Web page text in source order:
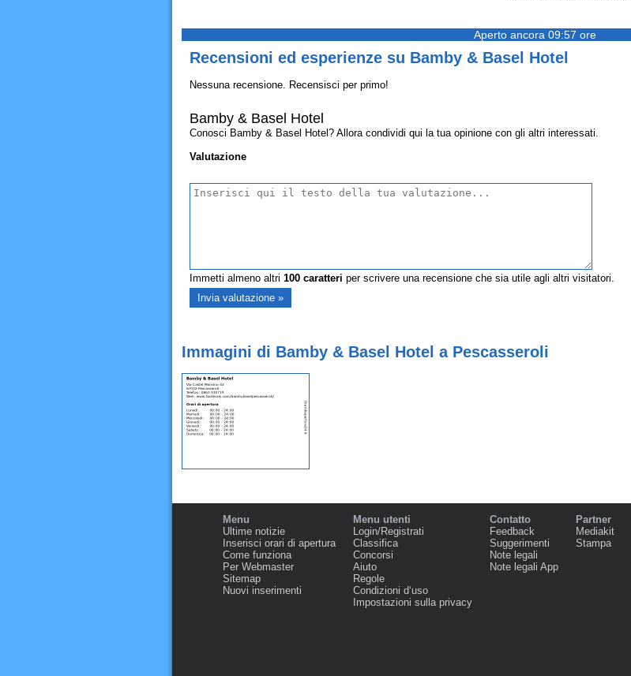
Aperto ancora 09:57 ore
Recensioni ed esperienze su Bamby & Basel Hotel
Nessuna recensione. Recensisci per primo!
Bamby & Basel Hotel
Conosci Bamby & Basel Hotel? Allora condividi qui la tua opinione con gli altri interessati.
Valutazione
Immetti almeno altri 100caratteri per scrivere una recensione che sia utile agli altri visitatori.
Immagini di Bamby & Basel Hotel a Pescasseroli
Menu
Ultime notizie
Inserisci orari di apertura
Come funziona
Per Webmaster
Sitemap
Nuovi inserimenti
Menu utenti
Login/Registrati
Classifica
Concorsi
Aiuto
Regole
Condizioni d‘uso
Impostazioni sulla privacy
Contatto
Feedback
Suggerimenti
Note legali
Note legali App
Partner
Mediakit
Stampa